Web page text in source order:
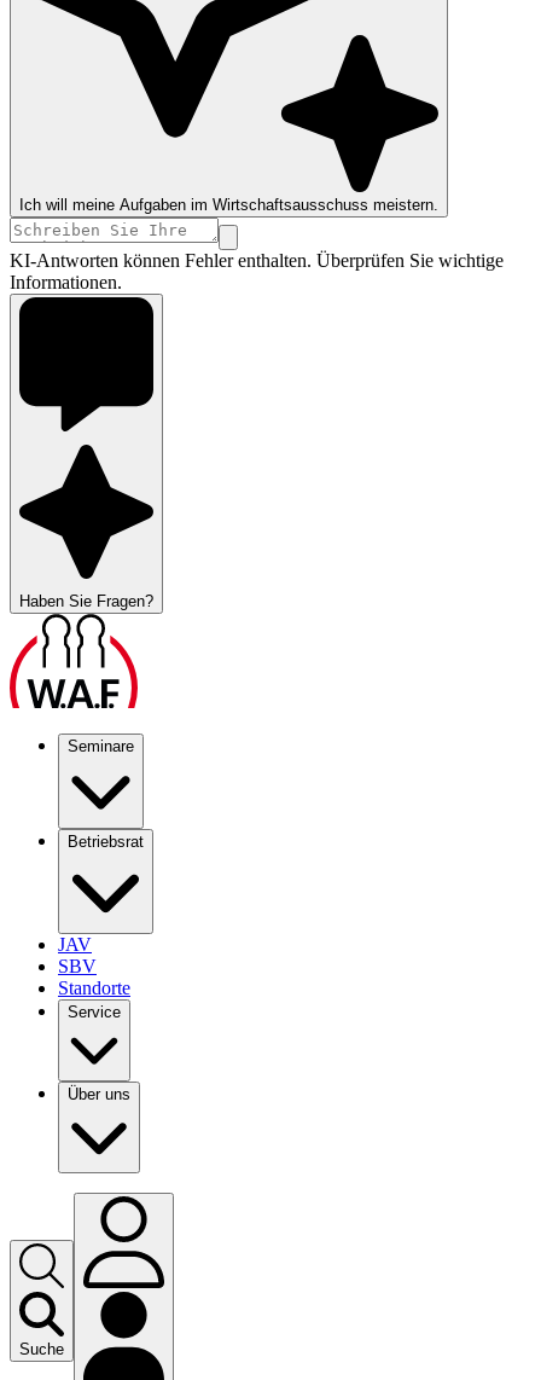
Ich will meine Aufgaben im Wirtschaftsausschuss meistern.
KI-Antworten können Fehler enthalten. Überprüfen Sie wichtige
Informationen.
Haben Sie Fragen?
Seminare
Betriebsrat
JAV
SBV
Standorte
Service
Über uns
Suche